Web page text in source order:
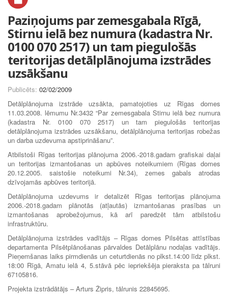
Paziņojums par zemesgabala Rīgā,
Stirnu ielā bez numura (kadastra Nr.
0100 070 2517) un tam piegulošās
teritorijas detālplānojuma izstrādes
uzsākšanu
Publicēts: 02/02/2009
Detālplānojuma izstrāde uzsākta, pamatojoties uz Rīgas domes
11.03.2008. lēmumu Nr.3432 “Par zemesgabala Stirnu ielā bez numura
(kadastra Nr. 0100 070 2517) un tam piegulošās teritorijas
detālplānojuma izstrādes uzsākšanu, detālplānojuma teritorijas robežas
un darba uzdevuma apstiprināšanu”.
Atbilstoši Rīgas teritorijas plānojuma 2006.-2018.gadam grafiskai daļai
un teritorijas izmantošanas un apbūves noteikumiem (Rīgas domes
20.12.2005. saistošie noteikumi Nr.34), zemes gabals atrodas
dzīvojamās apbūves teritorijā.
Detālplānojuma uzdevums ir detalizēt Rīgas teritorijas plānojuma
2006.-2018.gadam plānotās (atļautās) izmantošanas prasības un
izmantošanas aprobežojumus, kā arī paredzēt tām atbilstošu
infrastruktūru.
Detālplānojuma izstrādes vadītājs – Rīgas domes Pilsētas attīstības
departamenta Pilsētplānošanas pārvaldes Detālplānu nodaļas vadītājs.
Pieņemšanas laiks pirmdienās un ceturtdienās no plkst.14:00 līdz plkst.
18:00 Rīgā, Amatu ielā 4, 5.stāvā pēc iepriekšēja pieraksta pa tālruni
67105816.
Projekta izstrādātājs – Arturs Žipris, tālrunis 22845695.